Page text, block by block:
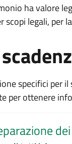
ha valore
scopi legali, per
specifici per
per ottenere